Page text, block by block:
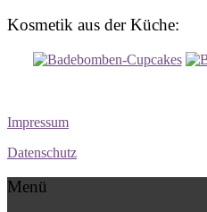
Kosmetik aus der Küche:
Impressum
Datenschutz
Menü